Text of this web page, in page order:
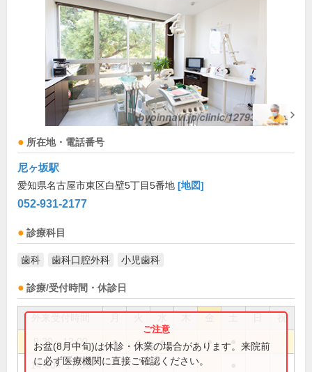
所在地・電話番号
尼ヶ坂駅
愛知県名古屋市東区白壁5丁目5番地 [地図]
052-931-2177
診療科目
歯科 歯科口腔外科 小児歯科
診療/受付時間・休診日
祝
9:30～12:00 ● ● ● ●
14:00～17:00
お盆(8月中旬)は休診・休業の場合があります。来院前
に必ず医療機関に直接ご確認ください。